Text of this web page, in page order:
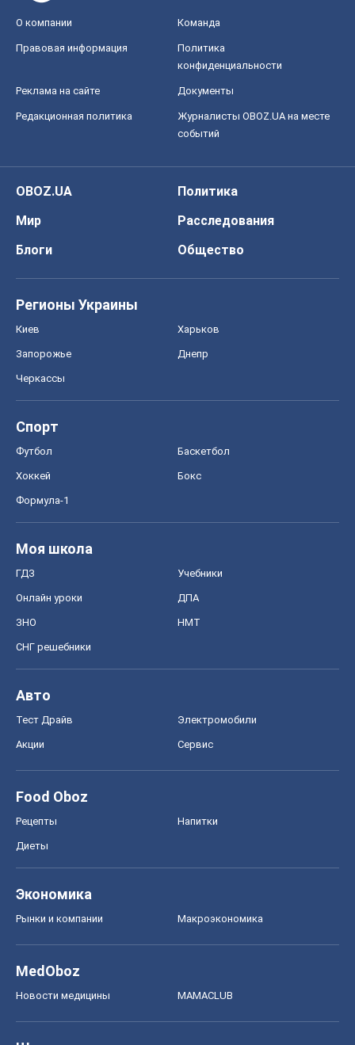
О компании Команда
Правовая информация
Политика
конфиденциальности
Реклама на сайте Документы
Редакционная политика
Журналисты OBOZ.UA на месте
событий
OBOZ.UA
Политика
Мир
Расследования
Блоги
Общество
Регионы Украины
Киев Харьков
Запорожье Днепр
Черкассы
Спорт
Футбол Баскетбол
Хоккей Бокс
Формула-1
Моя школа
ГДЗ Учебники
Онлайн уроки ДПА
ЗНО НМТ
СНГ решебники
Авто
Тест Драйв Электромобили
Акции Сервис
Food Oboz
Рецепты Напитки
Диеты
Экономика
Рынки и компании Mакроэкономика
MedOboz
Новости медицины MAMACLUB